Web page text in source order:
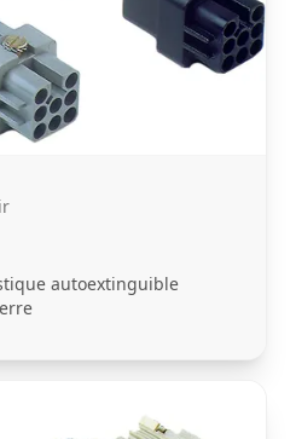
autoextinguible